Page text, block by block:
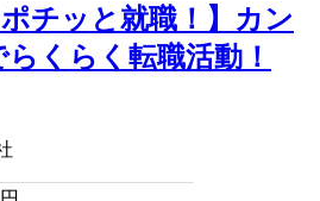
チッと就職！】カン
くらく転職活動！